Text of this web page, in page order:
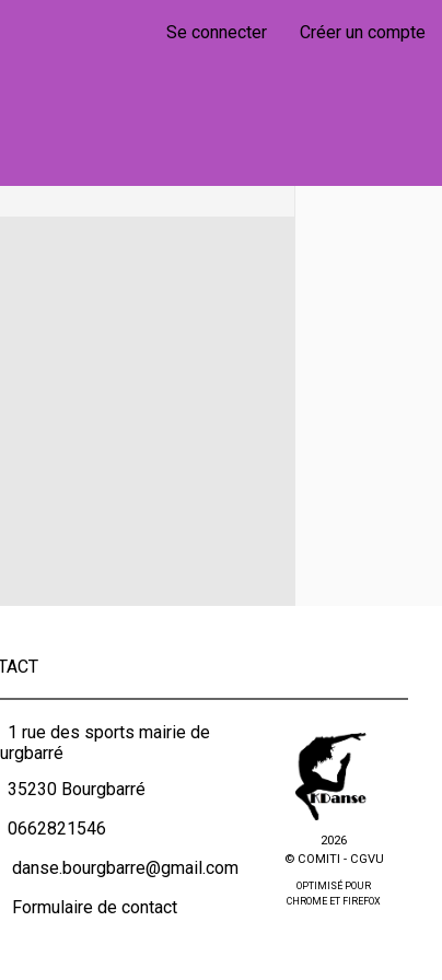
Se connecter Créer un compte
1 rue des sports mairie de
35230 Bourgbarré
0662821546
danse.bourgbarre@gmail.com
Formulaire de contact
2026
© COMITI - CGVU
OPTIMISÉ POUR
CHROME ET FIREFOX